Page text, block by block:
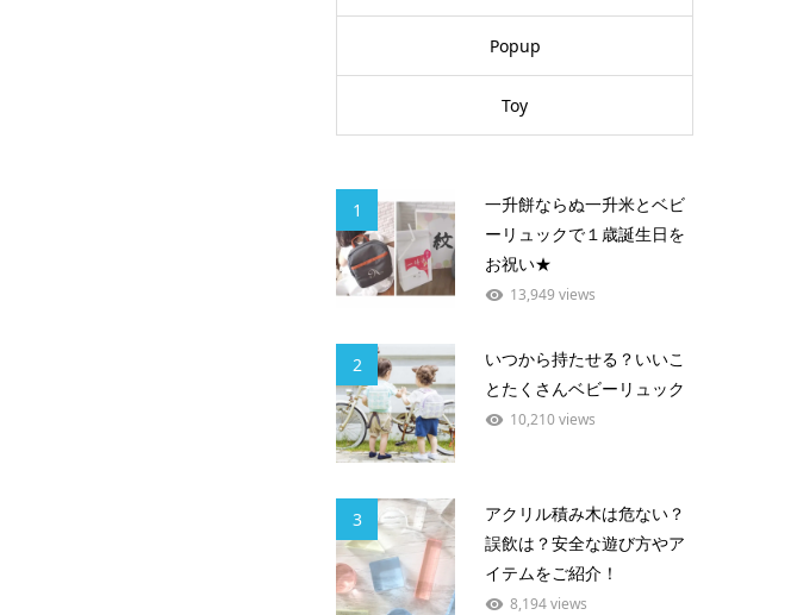
Popup
Toy
1
一升餅ならぬ一升米とベビ
ーリュックで１歳誕生日を
お祝い★
13,949 views
2
いつから持たせる？いいこ
とたくさんベビーリュック
10,210 views
3
アクリル積み木は危ない？
誤飲は？安全な遊び方やア
イテムをご紹介！
8,194 views